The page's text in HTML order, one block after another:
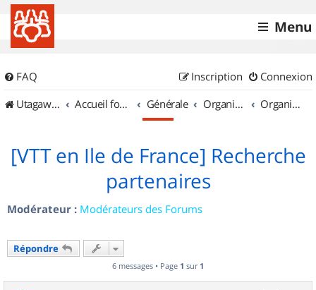
Menu
FAQ Connexion
Inscription
UtagawaVTT (Randos VTT et VTTAE avec traces GPS)
Accueil forum Générale Organisation de sorties & Recherche de partenaires Organisation de sorties en région Île de France
[VTT en Ile de France] Recherche
partenaires
Modérateur : Modérateurs des Forums
Répondre
6 messages • Page 1 sur 1